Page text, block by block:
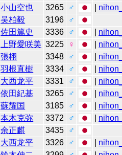
小山空也 3265 ♂
吴柏毅 3196
♂
佐田篤史 3336 ♂
上野愛咲美 3225 ♀
張栩 3348 ♂
羽根直樹 3334 ♂
大西龙平 3331 ♂
依田紀基 3265 ♂
蘇耀国 3185 ♂
本木克弥 3372 ♂
余正麒 3435
♂
大西龙平 3326 ♂